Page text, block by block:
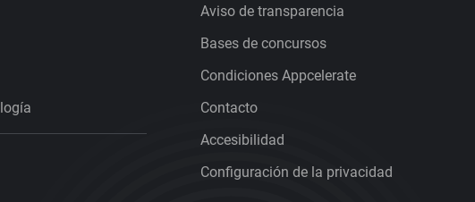
Aviso de transparencia
Bases de concursos
Condiciones Appcelerate
Contacto
Accesibilidad
Configuración de la privacidad